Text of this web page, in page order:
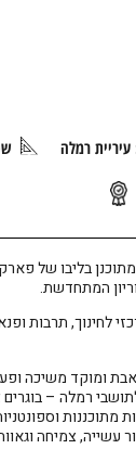
עיריית רמלה
בליבו של
המתחדשת.
לחינוך, תרבות
ומוקד משיכה
רמלה – בוגרים
מתוכננות
עשייה, צמיחה